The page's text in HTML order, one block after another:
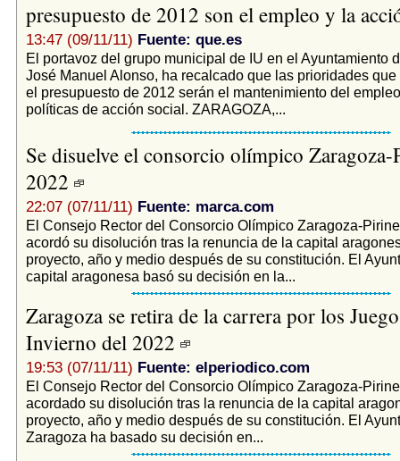
presupuesto de 2012 son el empleo y la
13:47 (09/11/11) Fuente: que.es
El portavoz del grupo municipal de IU en el Ayuntamiento
José Manuel Alonso, ha recalcado que las prioridades
el presupuesto de 2012 serán el mantenimiento del
políticas de acción social. ZARAGOZA,...
Se disuelve el consorcio olímpico Zaragoza-
2022
22:07 (07/11/11) Fuente: marca.com
El Consejo Rector del Consorcio Olímpico Zaragoza-
acordó su disolución tras la renuncia de la capital
proyecto, año y medio después de su constitución. El
capital aragonesa basó su decisión en la...
Zaragoza se retira de la carrera por los
Invierno del 2022
19:53 (07/11/11) Fuente: elperiodico.com
El Consejo Rector del Consorcio Olímpico Zaragoza-
acordado su disolución tras la renuncia de la capital
proyecto, año y medio después de su constitución. El
Zaragoza ha basado su decisión en...